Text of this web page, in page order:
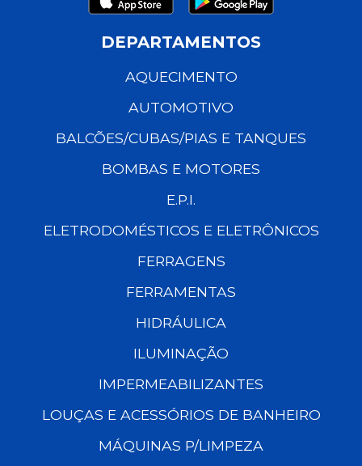
DEPARTAMENTOS
AQUECIMENTO
AUTOMOTIVO
BALCÕES/CUBAS/PIAS E TANQUES
BOMBAS E MOTORES
E.P.I.
ELETRODOMÉSTICOS E ELETRÔNICOS
FERRAGENS
FERRAMENTAS
HIDRÁULICA
ILUMINAÇÃO
IMPERMEABILIZANTES
LOUÇAS E ACESSÓRIOS DE BANHEIRO
MÁQUINAS P/LIMPEZA